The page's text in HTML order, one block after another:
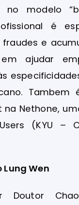
no modelo
é
e
em ajudar
Tambem
na Nethone,
(KYU –
Lung Wen
Doutor